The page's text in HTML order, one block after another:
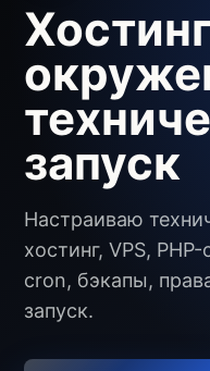
запуск
Настраиваю
хостинг, VPS,
cron, бэкапы,
запуск.